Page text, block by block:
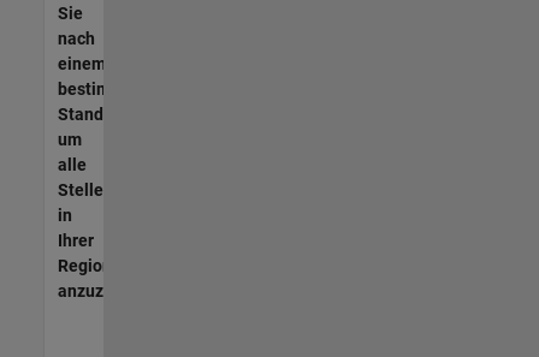
Sie
nach
einem
bestimmten
Standort,
um
alle
Stellenangebote
in
Ihrer
Region
anzuzeigen.